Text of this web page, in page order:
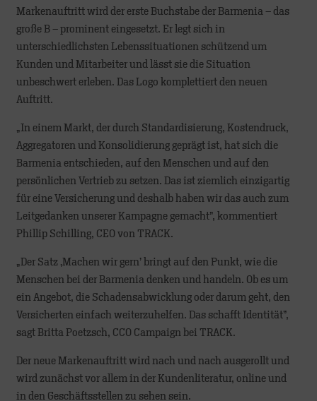
Markenauftritt wird der erste Buchstabe der Barmenia – das
große B – prominent eingesetzt. Er legt sich in
unterschiedlichsten Lebenssituationen schützend um
Kunden und Mitarbeiter und lässt sie die Situation
unbeschwert erleben. Das Logo komplettiert den neuen
Auftritt.
„In einem Markt, der durch Standardisierung, Kostendruck,
Aggregatoren und Konsolidierung geprägt ist, hat sich die
Barmenia entschieden, auf den Menschen und auf den
persönlichen Vertrieb zu setzen. Das ist ziemlich einzigartig
für eine Versicherung und deshalb haben wir das auch zum
Leitgedanken unserer Kampagne gemacht”, kommentiert
Phillip Schilling, CEO von TRACK.
„Der Satz ‚Machen wir gern’ bringt auf den Punkt, wie die
Menschen bei der Barmenia denken und handeln. Ob es um
ein Angebot, die Schadensabwicklung oder darum geht, den
Versicherten einfach weiterzuhelfen. Das schafft Identität”,
sagt Britta Poetzsch, CCO Campaign bei TRACK.
Der neue Markenauftritt wird nach und nach ausgerollt und
wird zunächst vor allem in der Kundenliteratur, online und
in den Geschäftsstellen zu sehen sein.